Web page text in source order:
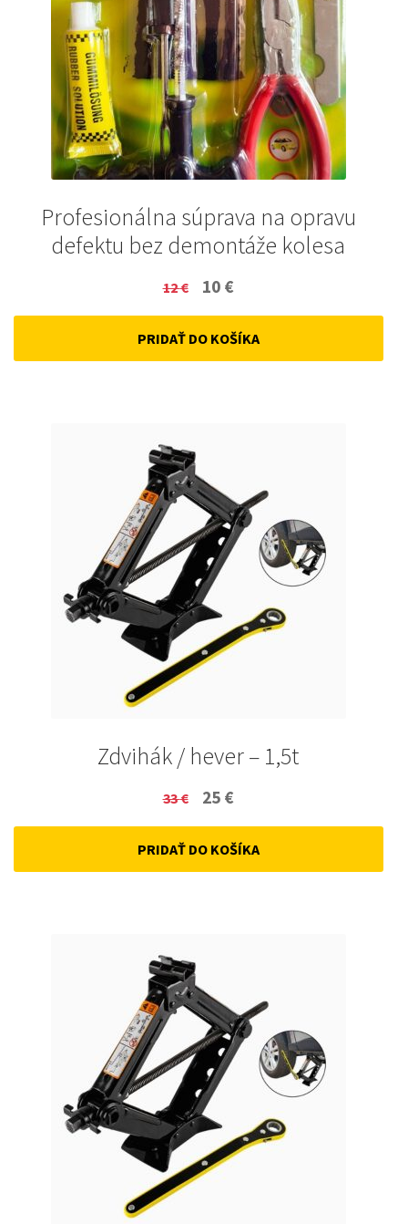
Profesionálna súprava na opravu
defektu bez demontáže kolesa
12€
Original
price
was:
10 €
price
is:
PRIDAŤ DO KOŠÍKA
Zdvihák / hever – 1,5t
33€
Original
price
was:
25 €
price
is:
PRIDAŤ DO KOŠÍKA